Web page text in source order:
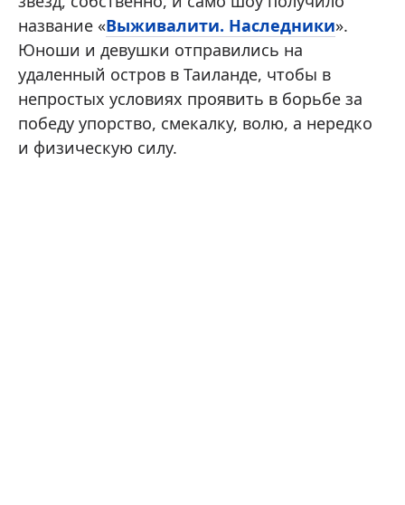
название «Выживалити. Наследники».
Юноши и девушки отправились на
удаленный остров в Таиланде, чтобы в
непростых условиях проявить в борьбе за
победу упорство, смекалку, волю, а нередко
и физическую силу.